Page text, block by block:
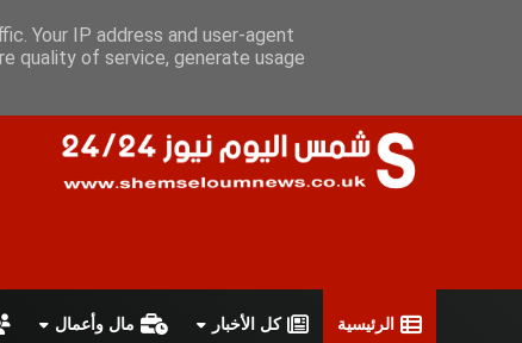
سياسة الخصوصية اتفاقية الاستخدام
الرئيسية كل الأخبار مال وأعمال
Your IP address and user-agent
quality of service, generate usage